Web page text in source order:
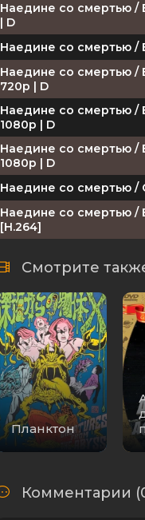
Наедине со смертью /
| D
Наедине со смертью /
Наедине со смертью /
720p | D
Наедине со смертью /
1080p | D
Наедине со смертью /
1080p | D
Наедине со смертью /
Наедине со смертью /
[H.264]
Смотрите
Планктон
Комментарии